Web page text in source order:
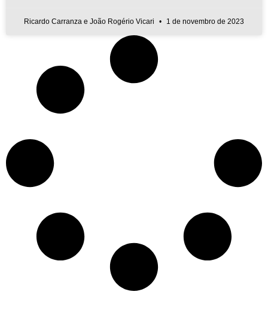
Ricardo Carranza e João Rogério Vicari 1 de novembro de 2023